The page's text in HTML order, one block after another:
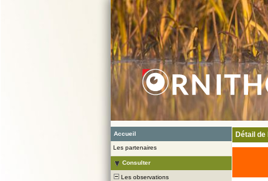
Accueil
Les partenaires
Consulter
Les observations
Détail